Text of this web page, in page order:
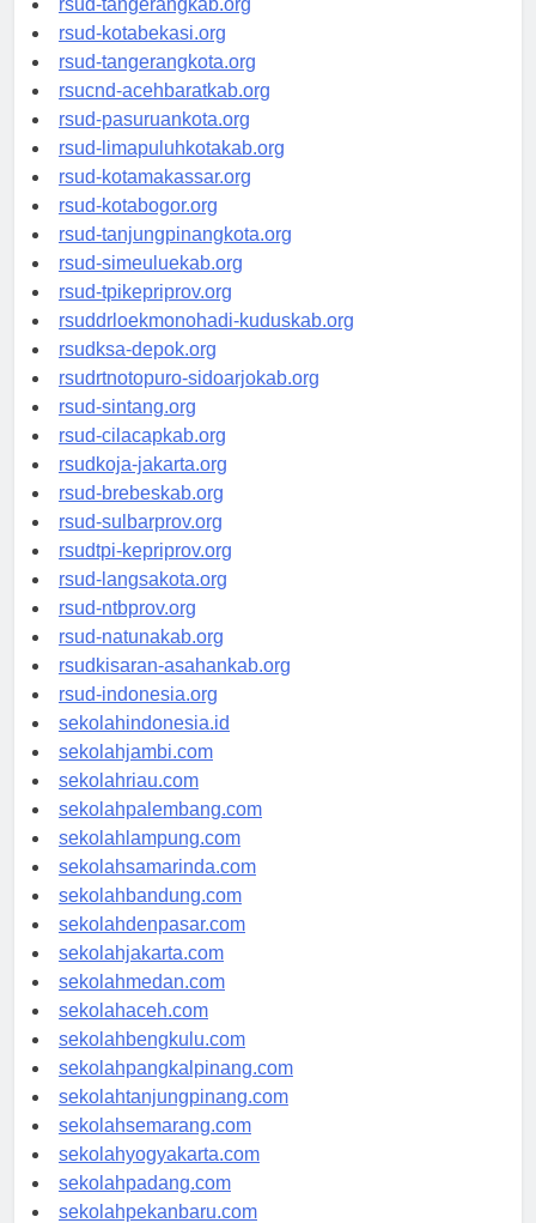
rsud-tangerangkab.org
rsud-kotabekasi.org
rsud-tangerangkota.org
rsucnd-acehbaratkab.org
rsud-pasuruankota.org
rsud-limapuluhkotakab.org
rsud-kotamakassar.org
rsud-kotabogor.org
rsud-tanjungpinangkota.org
rsud-simeuluekab.org
rsud-tpikepriprov.org
rsuddrloekmonohadi-kuduskab.org
rsudksa-depok.org
rsudrtnotopuro-sidoarjokab.org
rsud-sintang.org
rsud-cilacapkab.org
rsudkoja-jakarta.org
rsud-brebeskab.org
rsud-sulbarprov.org
rsudtpi-kepriprov.org
rsud-langsakota.org
rsud-ntbprov.org
rsud-natunakab.org
rsudkisaran-asahankab.org
rsud-indonesia.org
sekolahindonesia.id
sekolahjambi.com
sekolahriau.com
sekolahpalembang.com
sekolahlampung.com
sekolahsamarinda.com
sekolahbandung.com
sekolahdenpasar.com
sekolahjakarta.com
sekolahmedan.com
sekolahaceh.com
sekolahbengkulu.com
sekolahpangkalpinang.com
sekolahtanjungpinang.com
sekolahsemarang.com
sekolahyogyakarta.com
sekolahpadang.com